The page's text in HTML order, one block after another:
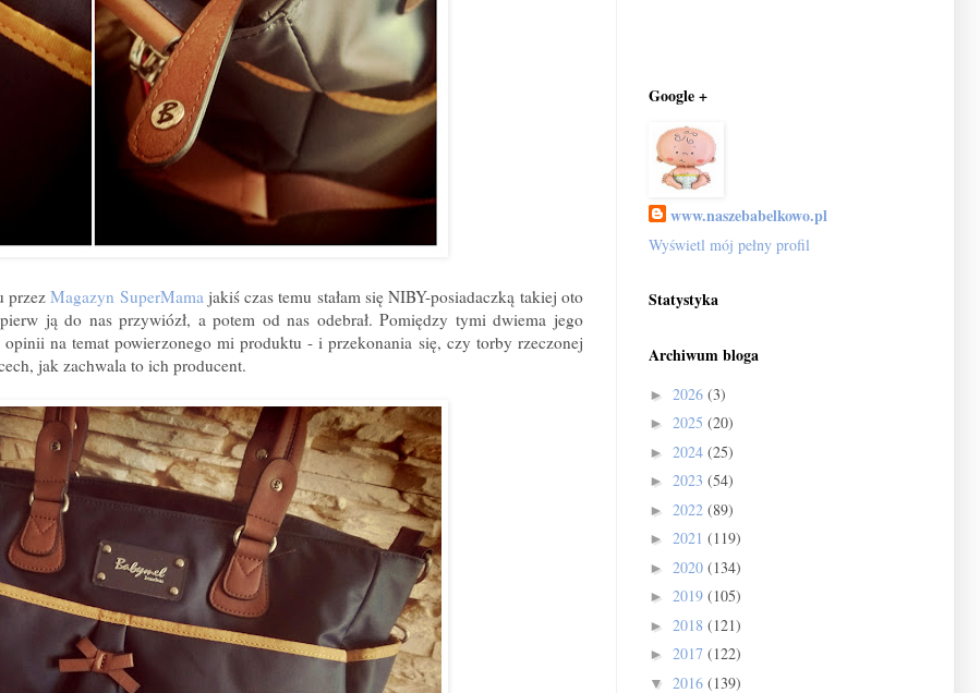
przezMagazyn SuperMama jakiś czas temu stałam się NIBY-posiadaczką takiej oto
ją do nas przywiózł, a potem od nas odebrał. Pomiędzy tymi dwiema jego
na temat powierzonego mi produktu - i przekonania się, czy torby rzeczonej
jak zachwala to ich producent.
Google +
www.naszebabelkowo.pl
Wyświetl mój pełny profil
Statystyka
Archiwum bloga
► 2026 (3)
► 2025 (20)
► 2024 (25)
► 2023 (54)
► 2022 (89)
► 2021 (119)
► 2020 (134)
► 2019 (105)
► 2018 (121)
► 2017 (122)
▼ 2016 (139)